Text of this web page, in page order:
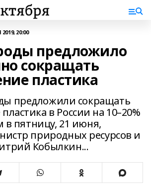
20:00
предложило
сокращать
пластика
предложили сокращать
в России на 10–20%
в пятницу, 21 июня,
природных ресурсов и
Кобылкин...